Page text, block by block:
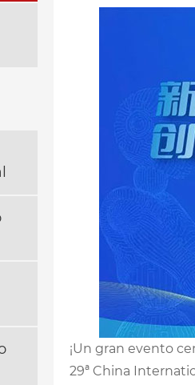
¡Un gran evento
29ª China